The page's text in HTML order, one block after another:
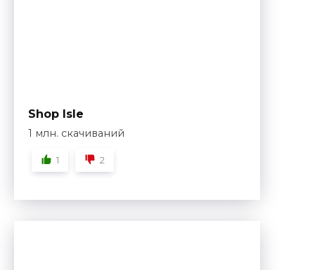
Shop Isle
1 млн. скачиваний
1 2